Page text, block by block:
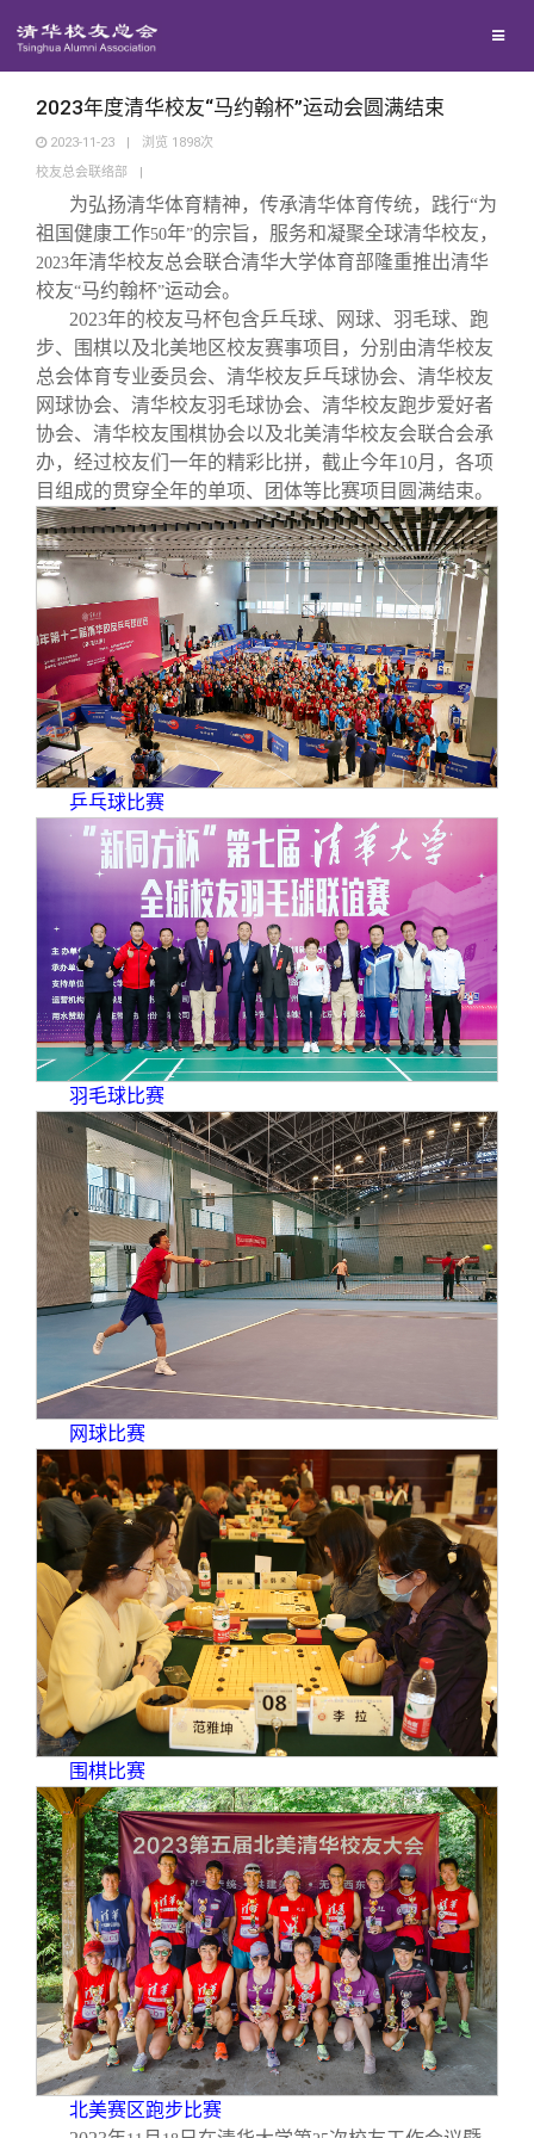
地区联络
院系校友工作
专业委员会
兴趣群体
西南联大校友会
回馈母校
捐赠新闻
捐赠纪事
捐赠方法
义工计划
《清华校友通讯》
《水木清华》
我要订阅
新媒体平台
百年清华
清华人物
清华故事
青春风采
校友文苑
校友讲坛
校友视界
校友服务
终身学习
信息化服务
三创大赛
实用信息
校友总会
总会简介
会长致辞
总会章程
理事会名单
制度法规
联系我们
关闭
2023年度清华校友“马约翰杯”运动会圆满结束
2023-11-23 | 浏览 1898次
校友总会联络部
|
为弘扬清华体育精神，传承清华体育传统，践行“为
祖国健康工作50年”的宗旨，服务和凝聚全球清华校友，
2023年清华校友总会联合清华大学体育部隆重推出清华
校友“马约翰杯”运动会。
2023年的校友马杯包含乒乓球、网球、羽毛球、跑
步、围棋以及北美地区校友赛事项目，分别由清华校友
总会体育专业委员会、清华校友乒乓球协会、清华校友
网球协会、清华校友羽毛球协会、清华校友跑步爱好者
协会、清华校友围棋协会以及北美清华校友会联合会承
办，经过校友们一年的精彩比拼，截止今年10月，各项
目组成的贯穿全年的单项、团体等比赛项目圆满结束。
乒乓球比赛
羽毛球比赛
网球比赛
围棋比赛
北美赛区跑步比赛